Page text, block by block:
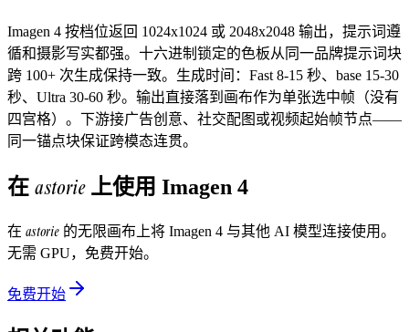
Imagen 4 按档位返回 1024x1024 或 2048x2048 输出，提示词遵
循和摄影写实都强。十六进制锁定的色板从同一品牌提示词块
跨 100+ 次生成保持一致。生成时间：Fast 8-15 秒、base 15-30
秒、Ultra 30-60 秒。输出直接落到画布作为单张选中帧（没有
四宫格）。下游接广告创意、社交配图或视频起始帧节点——
同一锚点块保证跨模态连贯。
在 astorie上使用 Imagen 4
在 astorie 的无限画布上将 Imagen 4 与其他 AI 模型连接使用。
无需 GPU，免费开始。
免费开始